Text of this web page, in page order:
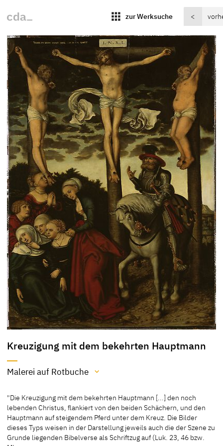
apps zur Werksuche <
Kreuzigung mit dem bekehrten Hauptmann
Malerei auf Rotbuche
Malerei auf Rotbuche
[Klingen, Cat. Dessau 1996, 30]
"Die Kreuzigung mit dem bekehrten Hauptmann [...] den noch
lebenden Christus, flankiert von den beiden Schächern, und den
Hauptmann auf steigendem Pferd unter dem Kreuz. Die Bilder
dieses Typs weisen in der Darstellung jeweils auch die der Szene zu
Grunde liegenden Bibelverse als Schriftzug auf (Luk. 23, 46 bzw.